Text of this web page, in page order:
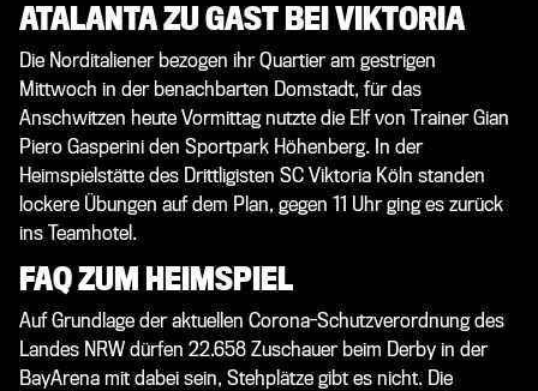
ATALANTA ZU GAST BEI VIKTORIA
Die Norditaliener bezogen ihr Quartier am gestrigen
Mittwoch in der benachbarten Domstadt, für das
Anschwitzen heute Vormittag nutzte die Elf von Trainer Gian
Piero Gasperini den Sportpark Höhenberg. In der
Heimspielstätte des Drittligisten SC Viktoria Köln standen
lockere Übungen auf dem Plan, gegen 11 Uhr ging es zurück
ins Teamhotel.
FAQ ZUM HEIMSPIEL
Auf Grundlage der aktuellen Corona-Schutzverordnung des
Landes NRW dürfen 22.658 Zuschauer beim Derby in der
BayArena mit dabei sein, Stehplätze gibt es nicht. Die